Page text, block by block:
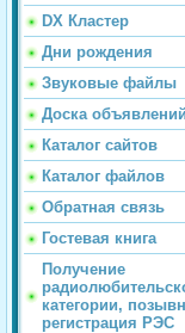
DX Кластер
Дни рождения
Звуковые файлы
Доска объявлений
Каталог сайтов
Каталог файлов
Обратная связь
Гостевая книга
Получение
категории,
регистрация РЭС